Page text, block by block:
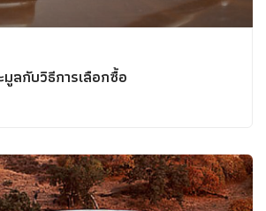
มูลกับวิธีการเลือกซื้อ